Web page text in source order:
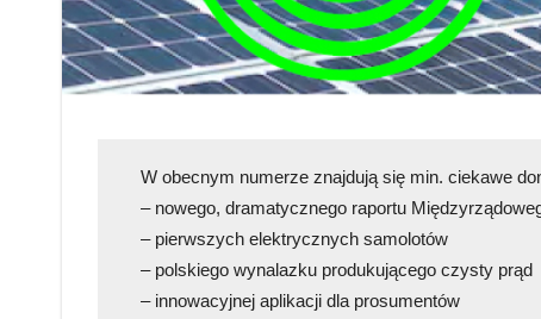
W obecnym numerze znajdują się min. ciekawe
– nowego, dramatycznego raportu
– pierwszych elektrycznych samolotów
– polskiego wynalazku produkującego czysty prąd
– innowacyjnej aplikacji dla prosumentów